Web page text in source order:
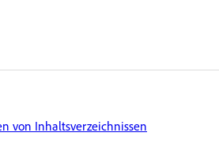
von Inhaltsverzeichnissen